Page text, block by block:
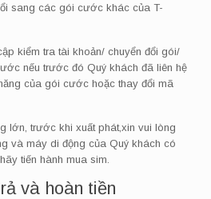
sang các gói cước khác của T-
kiểm tra tài khoản/ chuyển đổi gói/
nếu trước đó Quý khách đã liên hệ
của gói cước hoặc thay đổi mã
lớn, trước khi xuất phát,xin vui lòng
và máy di động của Quý khách có
tiến hành mua sim.
và hoàn tiền